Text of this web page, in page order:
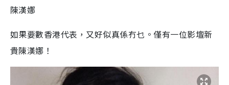
陳漢娜
如果要數香港代表，又好似真係冇乜。僅有一位影壇新
貴陳漢娜！